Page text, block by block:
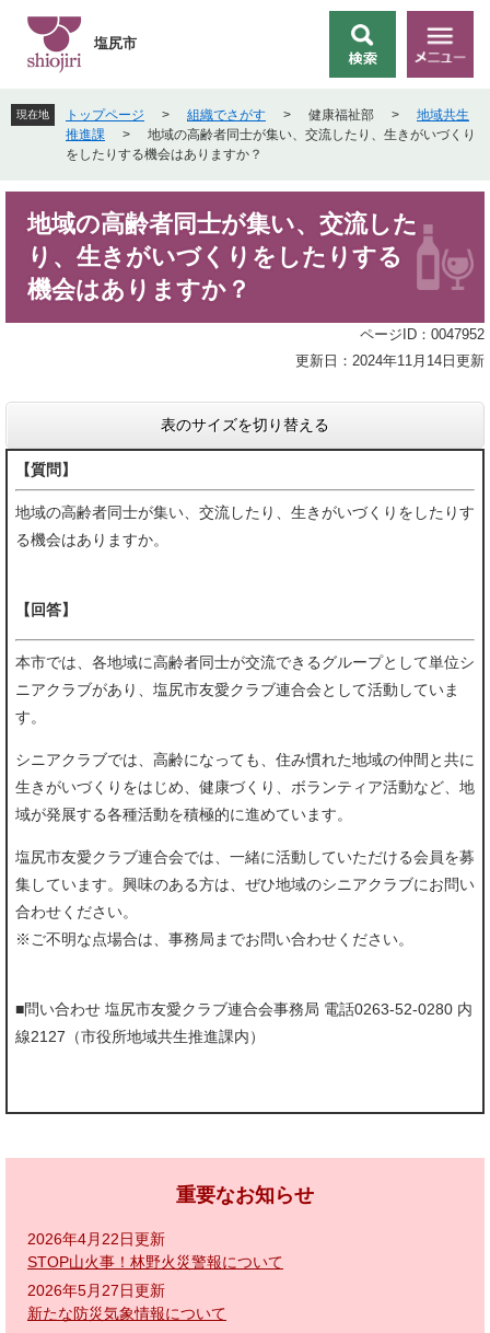
先
頭
。
を
飛
て
索
メ
ニ
ー
塩尻市
現在地 トップページ > 組織でさがす > 健康福祉部 >
地域共生
推進課
>
地域の高齢者同士が集い、交流したり、生きがいづくり
をしたりする機会はありますか？
地域の高齢者同士が集い、交流した
り、生きがいづくりをしたりする
機会はありますか？
ページID：0047952
更新日：2024年11月14日更新
表のサイズを切り替える
【質問】
地域の高齢者同士が集い、交流したり、生きがいづくりをしたりす
る機会はありますか。
【回答】
本市では、各地域に高齢者同士が交流できるグループとして単位シ
ニアクラブがあり、塩尻市友愛クラブ連合会として活動していま
す。
シニアクラブでは、高齢になっても、住み慣れた地域の仲間と共に
生きがいづくりをはじめ、健康づくり、ボランティア活動など、地
域が発展する各種活動を積極的に進めています。
塩尻市友愛クラブ連合会では、一緒に活動していただける会員を募
集しています。興味のある方は、ぜひ地域のシニアクラブにお問い
合わせください。
※ご不明な点場合は、事務局までお問い合わせください。
■問い合わせ 塩尻市友愛クラブ連合会事務局 電話0263-52-0280 内
線2127（市役所地域共生推進課内）
重要なお知らせ
2026年4月22日更新
STOP山火事！林野火災警報について
2026年5月27日更新
新たな防災気象情報について